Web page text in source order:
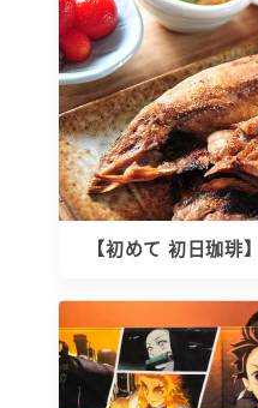
【初めて 初日珈琲